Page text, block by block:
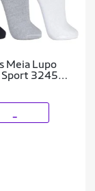
Meia Lupo
Sport 3245